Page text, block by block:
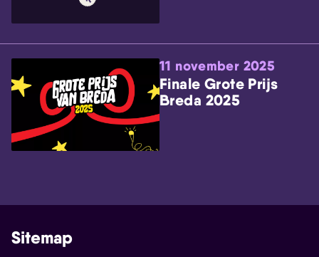
11 november 2025
Finale Grote Prijs
Breda 2025
Sitemap